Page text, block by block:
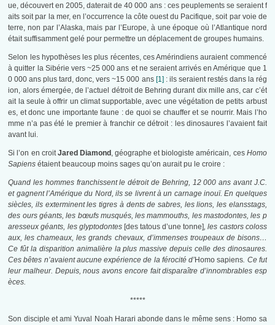
ue, découvert en 2005, daterait de 40 000 ans : ces peuplements se seraient f
aits soit par la mer, en l’occurrence la côte ouest du Pacifique, soit par voie de
terre, non par l’Alaska, mais par l’Europe, à une époque où l’Atlantique nord
était suffisamment gelé pour permettre un déplacement de groupes humains.
Selon les hypothèses les plus récentes, ces Amérindiens auraient commencé
à quitter la Sibérie vers ~25 000 ans et ne seraient arrivés en Amérique que 1
0 000 ans plus tard, donc, vers ~15 000 ans [1] : ils seraient restés dans la rég
ion, alors émergée, de l’actuel détroit de Behring durant dix mille ans, car c’ét
ait la seule à offrir un climat supportable, avec une végétation de petits arbust
es, et donc une importante faune : de quoi se chauffer et se nourrir. Mais l’ho
mme n’a pas été le premier à franchir ce détroit : les dinosaures l’avaient fait
avant lui.
Si l’on en croitJared Diamond , géographe et biologiste américain, ces Homo
Sapiens étaient beaucoup moins sages qu’on aurait pu le croire :
Quand les hommes franchissent le détroit de Behring, 12 000 ans avant J.C.
et gagnent l’Amérique du Nord, ils se livrent à un carnage inouï. En quelques
siècles, ils exterminent les tigres à dents de sabres, les lions, les elansstags,
des ours géants, les bœufs musqués, les mammouths, les mastodontes, les p
aresseux géants, les glyptodontes [des tatous d’une tonne], les castors coloss
aux, les chameaux, les grands chevaux, d’immenses troupeaux de bisons…
Ce fût la disparition animalière la plus massive depuis celle des dinosaures.
Ces bêtes n’avaient aucune expérience de la férocité d’Homo sapiens. Ce fut
leur malheur. Depuis, nous avons encore fait disparaître d’innombrables esp
èces.
*****
Son disciple et ami Yuval Noah Harari abonde dans le même sens : Homo sa